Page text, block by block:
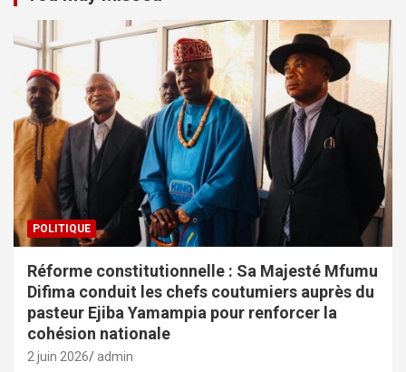
POLITIQUE
Réforme constitutionnelle : Sa Majesté Mfumu
Difima conduit les chefs coutumiers auprès du
pasteur Ejiba Yamampia pour renforcer la
cohésion nationale
2 juin 2026 admin